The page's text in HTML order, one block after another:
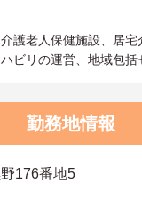
護老人保健施設、居宅
ビリの運営、地域包括
勤務地情報
176番地5